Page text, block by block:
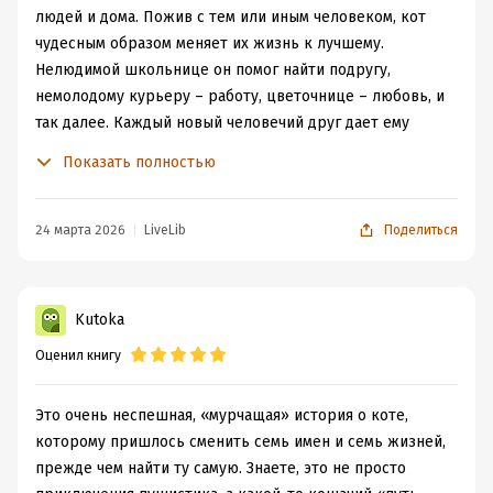
людей и дома. Пожив с тем или иным человеком, кот
чудесным образом меняет их жизнь к лучшему.
Нелюдимой школьнице он помог найти подругу,
немолодому курьеру – работу, цветочнице – любовь, и
так далее. Каждый новый человечий друг дает ему
поворот.
предназначено для маленьких детей, то ли написано
ребенком. Никакого подтекста, никакой глубины,
никаких сложных мыслей и персонажей, только
верстка текста как для самых маленьких: довольно
крупный шрифт, после каждого абзаца зияет огромный
отступ.
Показать полностью
24 марта 2026 LiveLib Поделиться
Kutoka
Оценил книгу
Это очень неспешная, «мурчащая» история о коте,
которому пришлось сменить семь имен и семь жизней,
прежде чем найти ту самую. Знаете, это не просто